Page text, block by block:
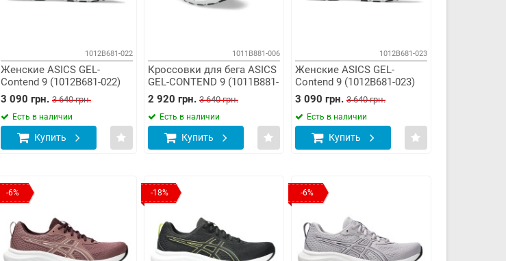
1012B681-022
Женские ASICS GEL-
Contend 9 (1012B681-022)
3 090 грн. 3 640 грн.
Есть в наличии
Купить
1011B881-006
Кроссовки для бега ASICS
GEL-CONTEND 9 (1011B881-
006)
2 920 грн. 3 640 грн.
Есть в наличии
Купить
1012B681-023
Женские ASICS GEL-
Contend 9 (1012B681-023)
3 090 грн. 3 640 грн.
Есть в наличии
Купить
-6% -18% -6%